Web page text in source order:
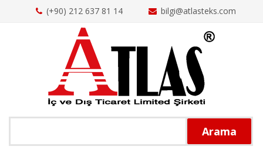
(+90) 212 637 81 14 bilgi@atlasteks.com
Arama